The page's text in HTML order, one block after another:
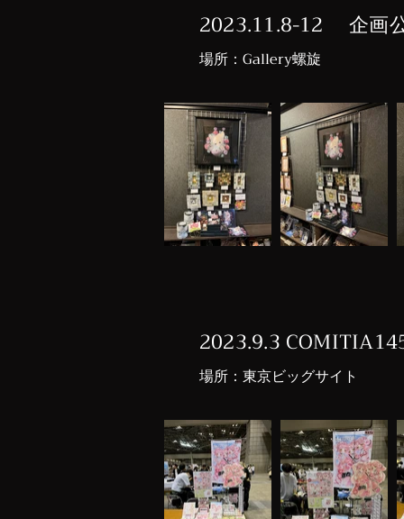
2023.11.8-12 企画
​場所：Gallery螺旋
2023.9.3
​場所：東京ビッグサイト